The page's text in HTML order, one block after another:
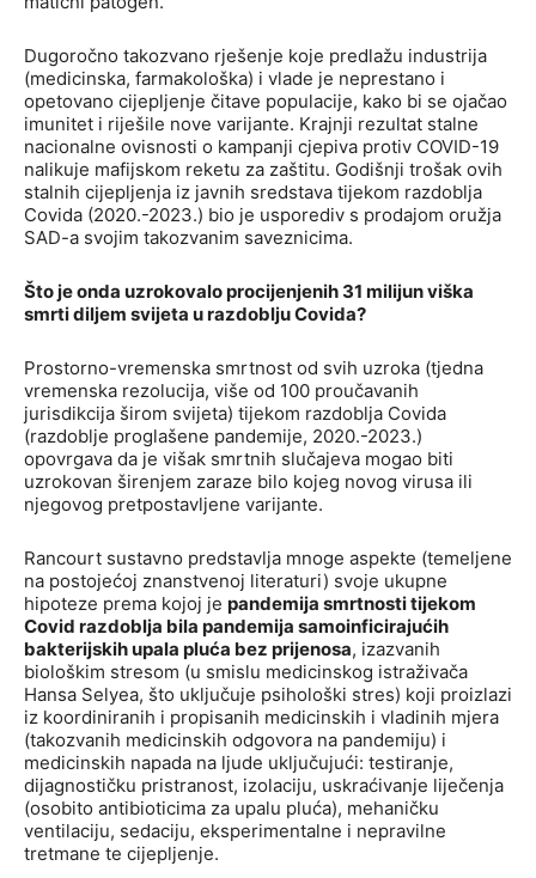
Dugoročno takozvano rješenje koje predlažu industrija
(medicinska, farmakološka) i vlade je neprestano i
opetovano cijepljenje čitave populacije, kako bi se ojačao
imunitet i riješile nove varijante. Krajnji rezultat stalne
nacionalne ovisnosti o kampanji cjepiva protiv COVID-19
nalikuje mafijskom reketu za zaštitu. Godišnji trošak ovih
stalnih cijepljenja iz javnih sredstava tijekom razdoblja
Covida (2020.-2023.) bio je usporediv s prodajom oružja
SAD-a svojim takozvanim saveznicima.
Što je onda uzrokovalo procijenjenih 31 milijun viška
smrti diljem svijeta u razdoblju Covida?
Prostorno-vremenska smrtnost od svih uzroka (tjedna
vremenska rezolucija, više od 100 proučavanih
jurisdikcija širom svijeta) tijekom razdoblja Covida
(razdoblje proglašene pandemije, 2020.-2023.)
opovrgava da je višak smrtnih slučajeva mogao biti
uzrokovan širenjem zaraze bilo kojeg novog virusa ili
njegovog pretpostavljene varijante.
Rancourt sustavno predstavlja mnoge aspekte (temeljene
na postojećoj znanstvenoj literaturi) svoje ukupne
hipoteze prema kojoj je pandemija smrtnosti tijekom
Covid razdoblja bila pandemija samoinficirajućih
bakterijskih upala pluća bez prijenosa, izazvanih
biološkim stresom (u smislu medicinskog istraživača
Hansa Selyea, što uključuje psihološki stres) koji proizlazi
iz koordiniranih i propisanih medicinskih i vladinih mjera
(takozvanih medicinskih odgovora na pandemiju) i
medicinskih napada na ljude uključujući: testiranje,
dijagnostičku pristranost, izolaciju, uskraćivanje liječenja
(osobito antibioticima za upalu pluća), mehaničku
ventilaciju, sedaciju, eksperimentalne i nepravilne
tretmane te cijepljenje.